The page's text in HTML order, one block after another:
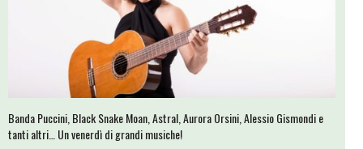
Banda Puccini, Black Snake Moan, Astral, Aurora Orsini, Alessio Gismondi e
tanti altri… Un venerdì di grandi musiche!